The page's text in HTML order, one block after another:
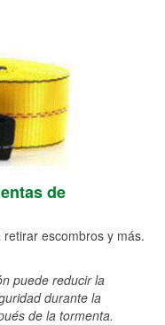
de
escombros y más.
puede reducir la
durante la
de la tormenta.